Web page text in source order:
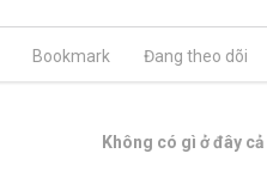
Bookmark Đang theo dõi
Không có gì ở đây cả